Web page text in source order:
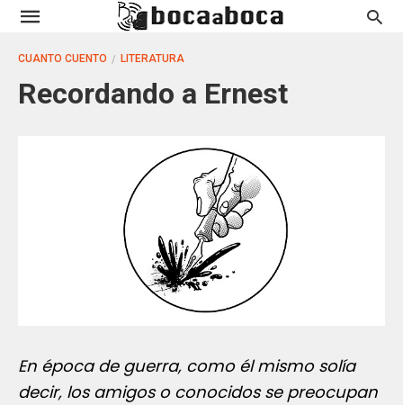
CUANTO CUENTO LITERATURA
Recordando a Ernest
En época de guerra, como él mismo solía
decir, los amigos o conocidos se preocupan